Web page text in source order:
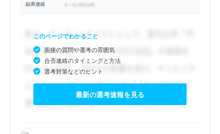
結果連絡
このページでわかること
面接の質問や選考の雰囲気
合否連絡のタイミングと方法
選考対策などのヒント
最新の選考速報を見る